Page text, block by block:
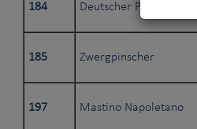
184 Deutscher Pinscher
185 Zwergpinscher
197 Mastino Napoletano